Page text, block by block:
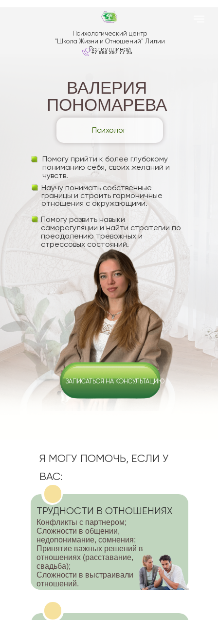
Психологический центр
"Школа Жизни и Отношений" Лилии
Валиуллиной
+7 985 297 77 25
ВАЛЕРИЯ
ПОНОМАРЕВА
Помогу прийти к более глубокому
пониманию себя, своих желаний и
чувств.
Научу понимать собственные
границы и строить гармоничные
отношения с окружающими.
Помогу развить навыки
саморегуляции и найти стратегии по
преодолению тревожных и
стрессовых состояний.
Психолог
ЗАПИСАТЬСЯ НА КОНСУЛЬТАЦИЮ
ТРУДНОСТИ В ОТНОШЕНИЯХ
Я МОГУ ПОМОЧЬ, ЕСЛИ У
ВАС:
Конфликты с партнером;
Сложности в общении,
недопонимание, сомнения;
Принятие важных решений в
отношениях (расставание,
свадьба);
Сложности в выстраивали
отношений.